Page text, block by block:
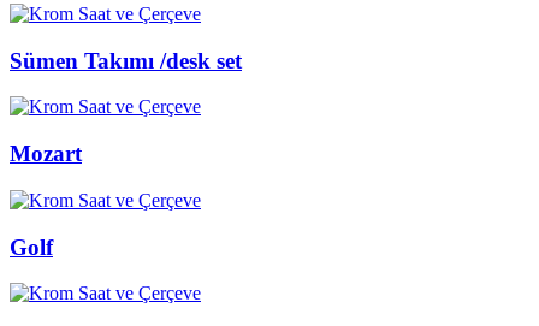
Sümen Takımı /desk set
Mozart
Golf